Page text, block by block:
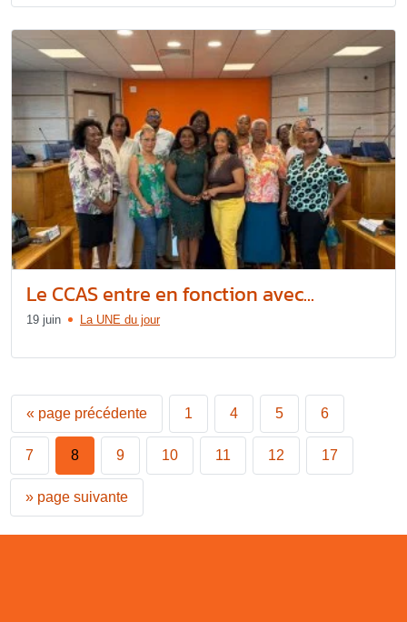
Le CCAS entre en fonction avec...
19 juin La UNE du jour
« page précédente 1 4 5 6
7 8 9 10 11 12 17
» page suivante